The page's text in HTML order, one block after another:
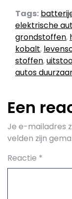
Tags:
elektrische
grondstoffen,
kobalt,
stoffen,
autos
Een
Je e-mailadres
velden zijn
Reactie *